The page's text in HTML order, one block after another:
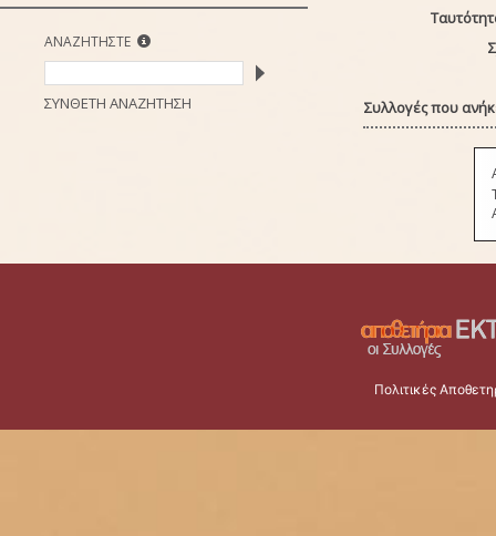
ΑΝΑΖΗΤΗΣΤΕ
ΣΥΝΘΕΤΗ ΑΝΑΖΗΤΗΣΗ Συλλογές που